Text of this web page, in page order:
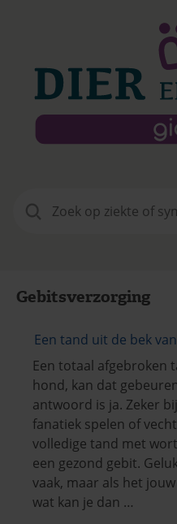
naar:
Gebitsverzorging
Een tand uit de bek
Een totaal afgebroken
hond, kan dat
antwoord is ja. Zeker
fanatiek spelen of
volledige tand met
een gezond gebit.
vaak, maar als het
wat kan je dan …